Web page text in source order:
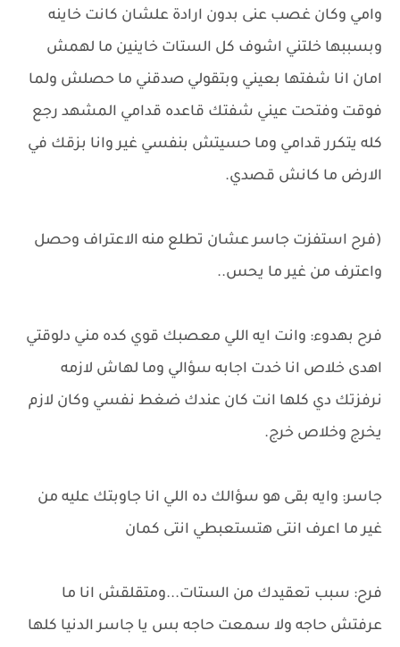
وامي وكان غصب عنى بدون ارادة علشان كانت خاينه
وبسببها خلتني اشوف كل الستات خاينين ما لهمش
امان انا شفتها بعيني وبتقولي صدقني ما حصلش ولما
فوقت وفتحت عيني شفتك قاعده قدامي المشهد رجع
كله يتكرر قدامي وما حسيتش بنفسي غير وانا بزقك في
الارض ما كانش قصدي.
(فرح استفزت جاسر عشان تطلع منه الاعتراف وحصل
واعترف من غير ما يحس..
فرح بهدوء: وانت ايه اللي معصبك قوي كده مني دلوقتي
اهدى خلاص انا خدت اجابه سؤالي وما لهاش لازمه
نرفزتك دي كلها انت كان عندك ضغط نفسي وكان لازم
يخرج وخلاص خرج.
جاسر: وايه بقى هو سؤالك ده اللي انا جاوبتك عليه من
غير ما اعرف انتى هتستعبطي انتى كمان
فرح: سبب تعقيدك من الستات...ومتقلقش انا ما
عرفتش حاجه ولا سمعت حاجه بس يا جاسر الدنيا كلها